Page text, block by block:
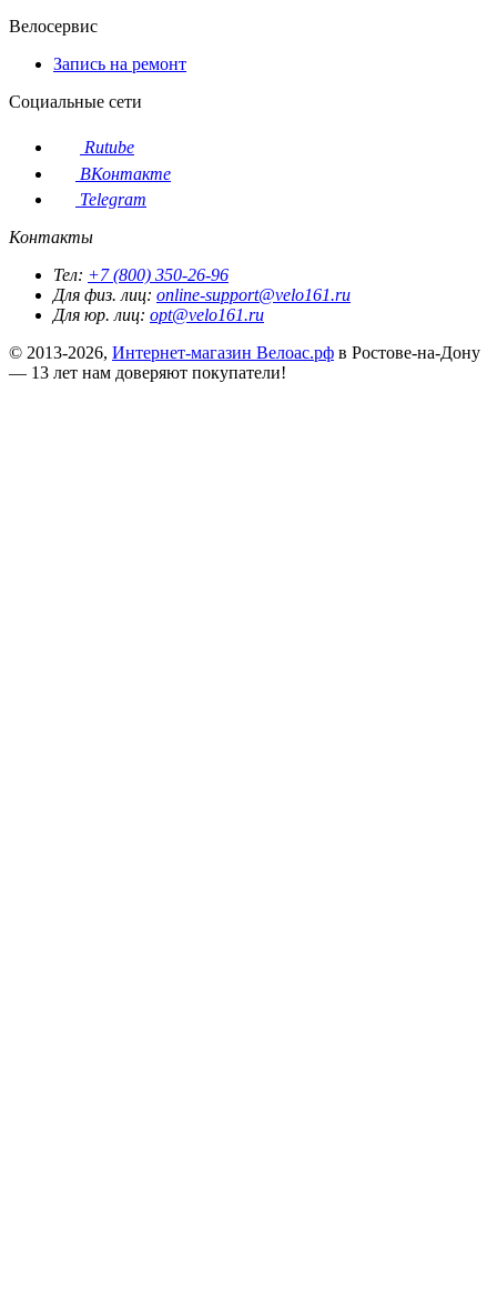
Велосервис
Запись на ремонт
Социальные сети
Rutube
ВКонтакте
Telegram
Контакты
Тел: +7 (800) 350-26-96
Для физ. лиц: online-support@velo161.ru
Для юр. лиц: opt@velo161.ru
© 2013-2026, Интернет-магазин Велоас.рф в Ростове-на-Дону
— 13 лет нам доверяют покупатели!